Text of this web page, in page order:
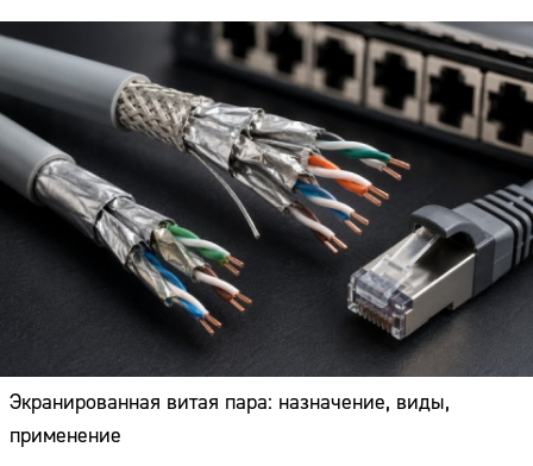
Экранированная витая пара: назначение, виды,
применение